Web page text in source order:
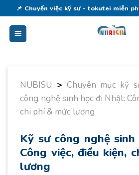
to
content
📌 Chuyển việc kỹ sư - tokutei miễn
NUBISU > Chuyên mục kỹ
công nghệ sinh học đi Nhật:
chi phí & mức lương
Kỹ sư công nghệ
Công việc, điều kiện,
lương